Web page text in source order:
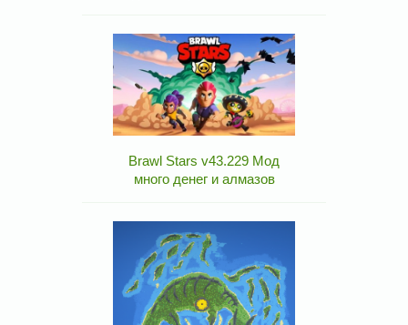
Brawl Stars v43.229 Мод
много денег и алмазов